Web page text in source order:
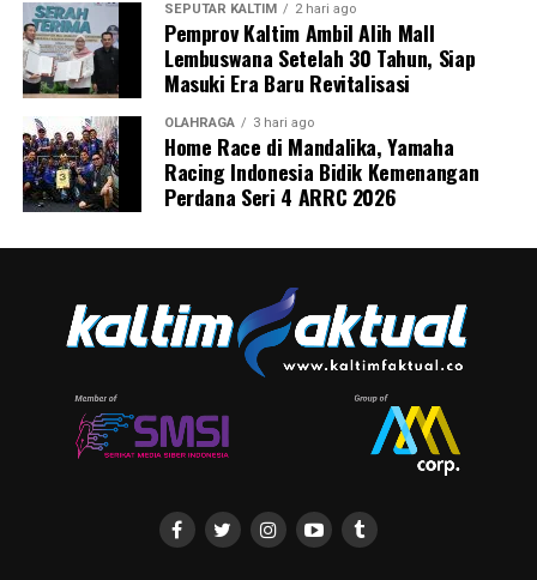
SEPUTAR KALTIM 2 hari ago
Pemprov Kaltim Ambil Alih Mall
Lembuswana Setelah 30 Tahun, Siap
Masuki Era Baru Revitalisasi
OLAHRAGA 3 hari ago
Home Race di Mandalika, Yamaha
Racing Indonesia Bidik Kemenangan
Perdana Seri 4 ARRC 2026